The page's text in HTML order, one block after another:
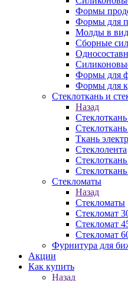
Формы
Формы для
Молды в
Сборные
Формы для
Формы для
Стеклоткань и
Назад
Ткань
Стеклолента
Стекломаты
Назад
Стекломаты
Стекломат
Стекломат
Стекломат
Фурнитура для
Акции
Как купить
Назад